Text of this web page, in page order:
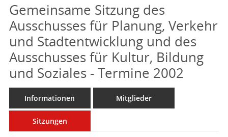
Gemeinsame Sitzung des
Ausschusses für Planung, Verkehr
und Stadtentwicklung und des
Ausschusses für Kultur, Bildung
und Soziales - Termine 2002
Informationen Mitglieder
Sitzungen